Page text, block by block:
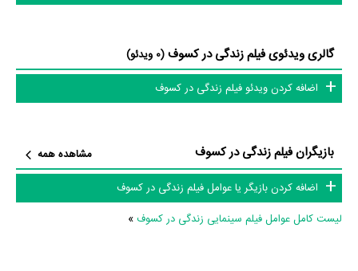
گالری ویدئوی فیلم زندگی در کسوف(0 ویدئو)
اضافه کردن ویدئو فیلم زندگی در کسوف
بازیگران فیلم زندگی در کسوف
مشاهده همه
اضافه کردن بازیگر یا عوامل فیلم زندگی در کسوف
لیست کامل عوامل فیلم سینمایی زندگی در کسوف»